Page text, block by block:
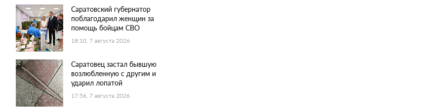
Саратовский губернатор
поблагодарил женщин за
помощь бойцам СВО
18:10, 7 августа 2026
Саратовец застал бывшую
возлюбленную с другим и
ударил лопатой
17:56, 7 августа 2026